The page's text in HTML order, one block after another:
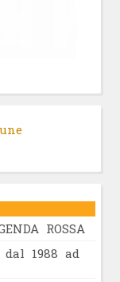
ROSSA
1988 ad